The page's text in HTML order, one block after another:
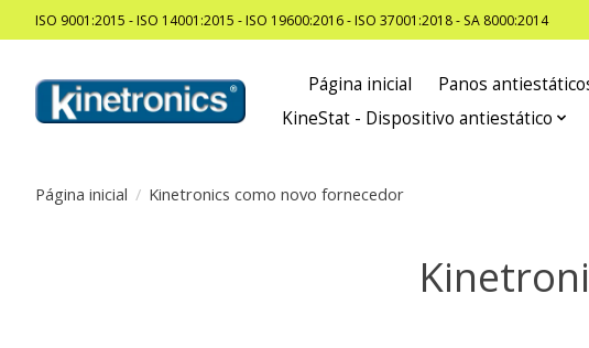
ISO 9001:2015 - ISO 14001:2015 - ISO 19600:2016 - ISO 37001:2018 - SA 8000:2014
Página inicial Panos
KineStat - Dispositivo antiestático
Página inicial / Kinetronics como novo fornecedor